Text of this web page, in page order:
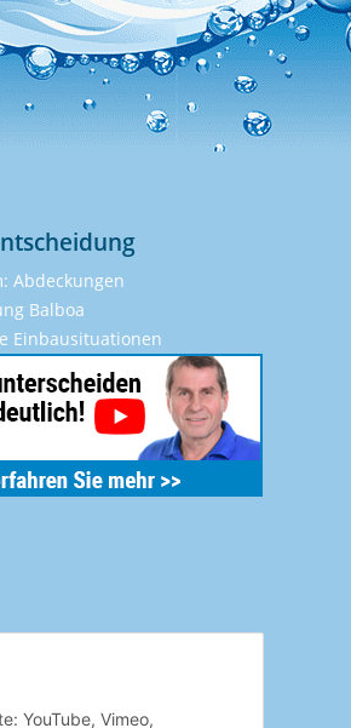
YouTube, Vimeo,
Abdeckungen
Balboa
Einbausituationen